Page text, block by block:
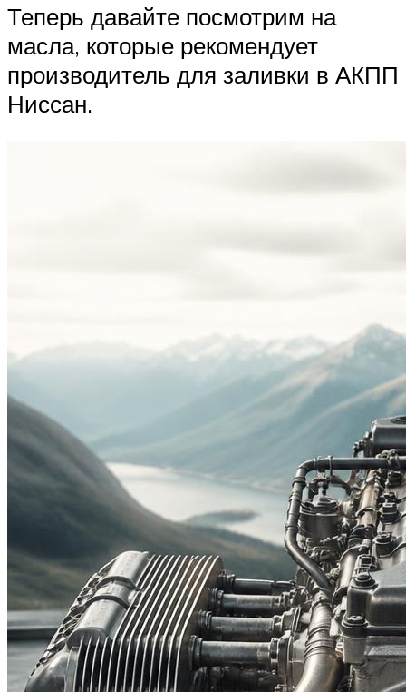
Теперь давайте посмотрим на
масла, которые рекомендует
производитель для заливки в АКПП
Ниссан.